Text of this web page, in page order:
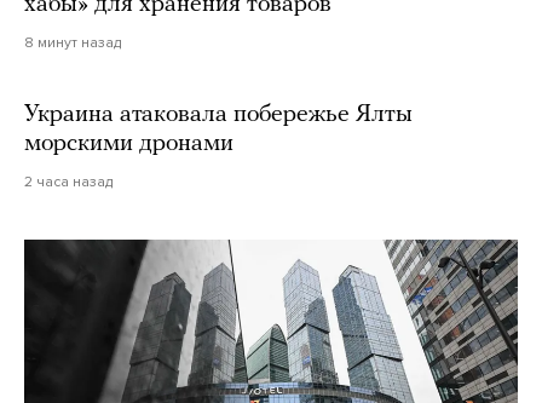
8 минут назад
Украина атаковала побережье Ялты
морскими дронами
2 часа назад